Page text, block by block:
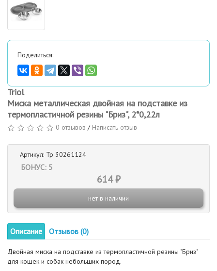
Поделиться:
Triol
Миска металлическая двойная на подставке из
термопластичной резины "Бриз", 2*0,22л
0 отзывов / Написать отзыв
Артикул: Тр 30261124
БОНУС: 5
614 ₽
нет в наличии
Описание Отзывов (0)
Двойная миска на подставке из термопластичной резины "Бриз"
для кошек и собак небольших пород.